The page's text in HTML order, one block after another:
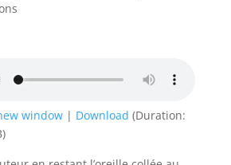
window| Download (Duration: